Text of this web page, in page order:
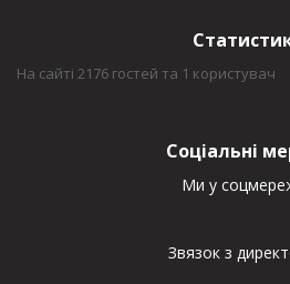
На сайті 2176 гостей та 1 користувач
Соціальні
Ми у
Звязок з